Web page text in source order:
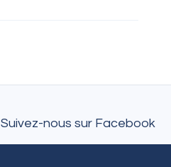
Suivez-nous sur Facebook